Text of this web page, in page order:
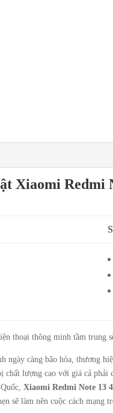
Xiaomi Redmi
thoại thông minh tầm trung
ngày càng bão hòa, thương
chất lượng cao với giá cả phải
Xiaomi Redmi Note 13
sẽ làm nên cuộc cách mạng